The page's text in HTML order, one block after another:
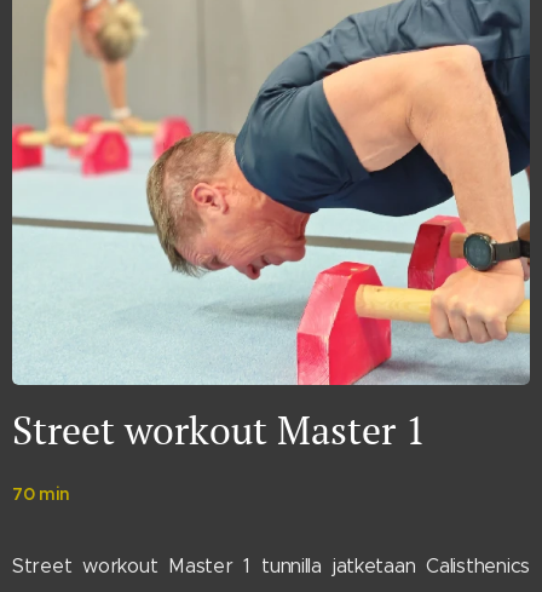
Street workout Master 1
70 min
Street workout Master 1 tunnilla jatketaan Calisthenics